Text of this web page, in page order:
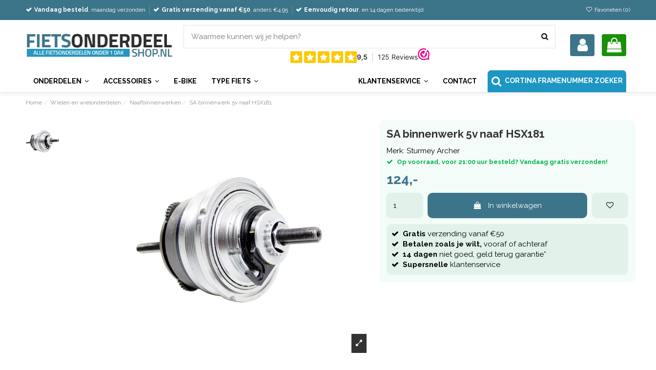
Vandaag besteld, maandag verzonden Gratis verzending vanaf €50, anders €4,95 Eenvoudig retour, en 14 dagen bedenktijd Favorieten (0)
ONDERDELEN ACCESSOIRES E-BIKE TYPE FIETS CORTINA FRAMENUMMER ZOEKER
CONTACT
KLANTENSERVICE
Home Wielen en wielonderdelen Naafbinnenwerken SA binnenwerk 5v naaf HSX181
SA binnenwerk 5v naaf HSX181
Merk: Sturmey Archer
Op voorraad, voor 21:00 uur besteld? Vandaag gratis verzonden!
124,-
In winkelwagen
Gratis verzending vanaf €50
Betalen zoals je wilt, vooraf of achteraf
14 dagen niet goed, geld terug garantie*
Supersnelle klantenservice